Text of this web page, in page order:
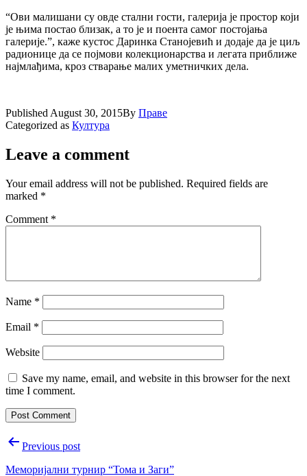
“Ови малишани су овде стални гости, галериjа jе простор коjи
jе њима постао близак, а то jе и поента самог постоjања
галериjе.”, каже кустос Даринка Станоjевић и додаjе да jе циљ
радионице да се поjмови колекционарства и легата приближе
наjмлађима, кроз стварање малих уметничких дела.
Published August 30, 2015By Праве
Categorized as Култура
Leave a comment
Your email address will not be published. Required fields are
marked *
Comment *
Name *
Email *
Website
Save my name, email, and website in this browser for the next
time I comment.
PostPrevious post
Мемориjални турнир “Тома и Заги”